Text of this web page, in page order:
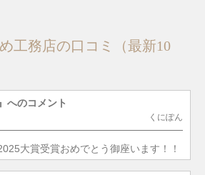
工務店の口コミ（最新10
』へのコメント
くにぽん
大賞受賞おめでとう御座います！！